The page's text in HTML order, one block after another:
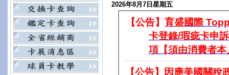
2026年8月7日星期五